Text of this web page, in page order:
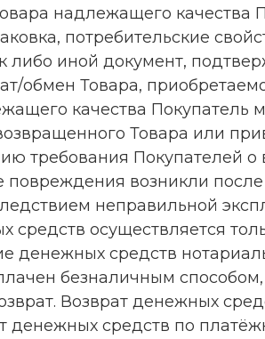
надлежащего
потребительские
либо иной документ,
обмен Товара,
качества Покупатель
Товара или
требования Покупателей о
возникли после
неправильной
средств осуществляется
денежных средств
безналичным
Возврат денежных
денежных средств по